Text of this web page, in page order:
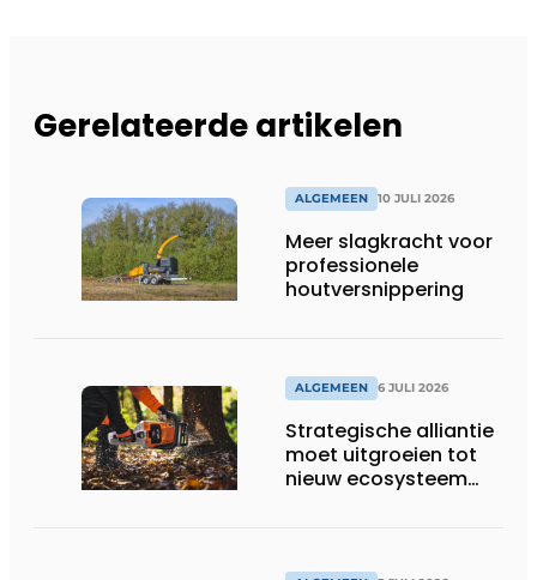
Gerelateerde artikelen
ALGEMEEN 10 JULI 2026
Meer slagkracht voor
professionele
houtversnippering
ALGEMEEN 6 JULI 2026
Strategische alliantie
moet uitgroeien tot
nieuw ecosysteem